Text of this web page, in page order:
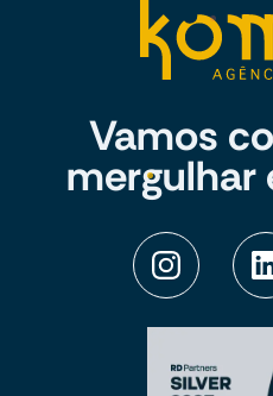
Vamos
mergulhar